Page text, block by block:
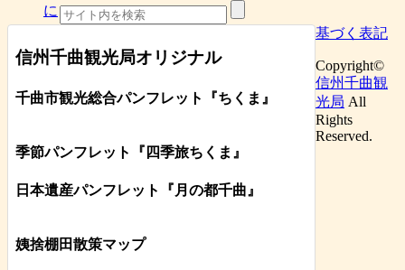
信州千曲観光局オリジナル
千曲市観光総合パンフレット 『ちくま 』
季節パンフレット『四季旅ちくま』
日本遺産パンフレット 『月の都千曲 』
姨捨棚田散策マップ
に
基づく表記
Copyright©
信州千曲観
光局 All
Rights
Reserved.